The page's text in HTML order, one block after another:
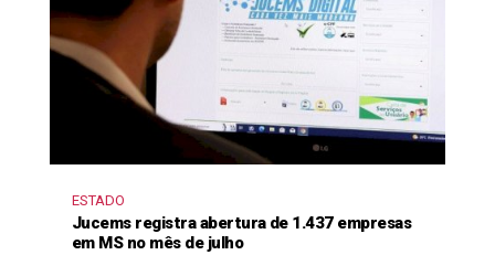
ESTADO
Jucems registra abertura de 1.437 empresas
em MS no mês de julho